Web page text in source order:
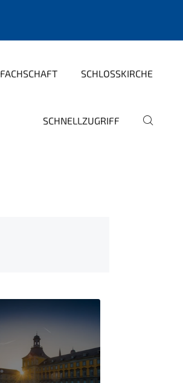
FACHSCHAFT SCHLOSSKIRCHE
SCHNELLZUGRIFF